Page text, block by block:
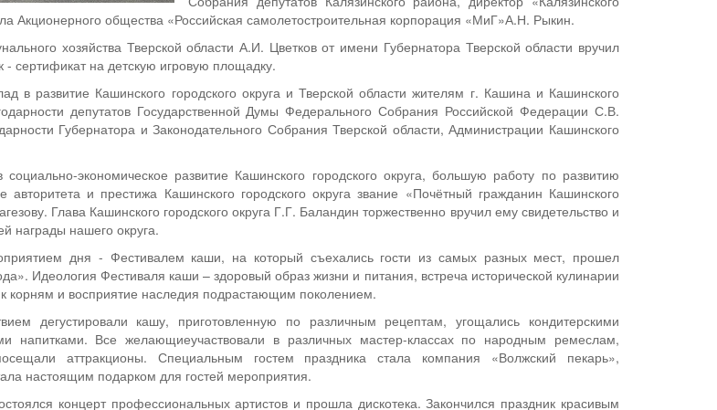
Акционерного общества «Российская самолетостроительная корпорация «МиГ»А.Н. Рыкин.
хозяйства Тверской области А.И. Цветков от имени Губернатора Тверской области вручил
сертификат на детскую игровую площадку.
в развитие Кашинского городского округа и Тверской области жителям г. Кашина и Кашинского
депутатов Государственной Думы Федерального Собрания Российской Федерации С.В.
Губернатора и Законодательного Собрания Тверской области, Администрации Кашинского
экономическое развитие Кашинского городского округа, большую работу по развитию
и престижа Кашинского городского округа звание «Почётный гражданин Кашинского
Глава Кашинского городского округа Г.Г. Баландин торжественно вручил ему свидетельство и
награды нашего округа.
дня - Фестивалем каши, на который съехались гости из самых разных мест, прошел
Идеология Фестиваля каши – здоровый образ жизни и питания, встреча исторической кулинарии
корням и восприятие наследия подрастающим поколением.
дегустировали кашу, приготовленную по различным рецептам, угощались кондитерскими
напитками. Все желающиеучаствовали в различных мастер-классах по народным ремеслам,
аттракционы. Специальным гостем праздника стала компания «Волжский пекарь»,
настоящим подарком для гостей мероприятия.
концерт профессиональных артистов и прошла дискотека. Закончился праздник красивым